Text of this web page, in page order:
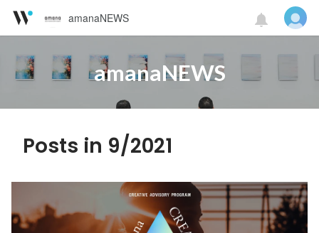
amanaNEWS
amanaNEWS
Posts in 9/2021